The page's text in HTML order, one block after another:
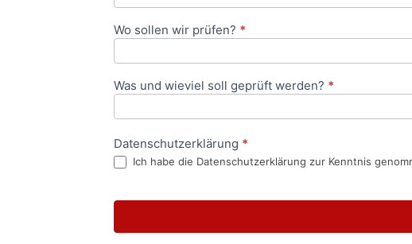
Wo sollen wir prüfen? *
Was und wieviel soll geprüft werden? *
Datenschutzerklärung *
Ich habe die Datenschutzerklärung zur Kenntnis